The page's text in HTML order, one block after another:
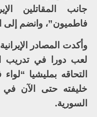
جانب المقاتلين
فاطميون”، وانضم إلى
وأكدت المصادر
لعب دورا في تدريب
التحاقه بمليشيا
خليفته حتى الآن في
السورية.